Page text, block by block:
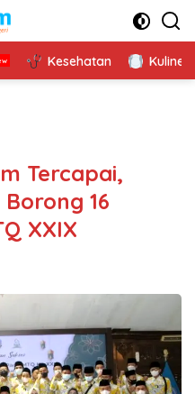
Kesehatan Kuliner
Tercapai,
16
XXIX